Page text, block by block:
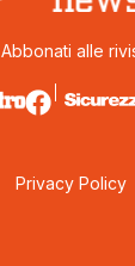
Abbonati alle
Privacy Policy